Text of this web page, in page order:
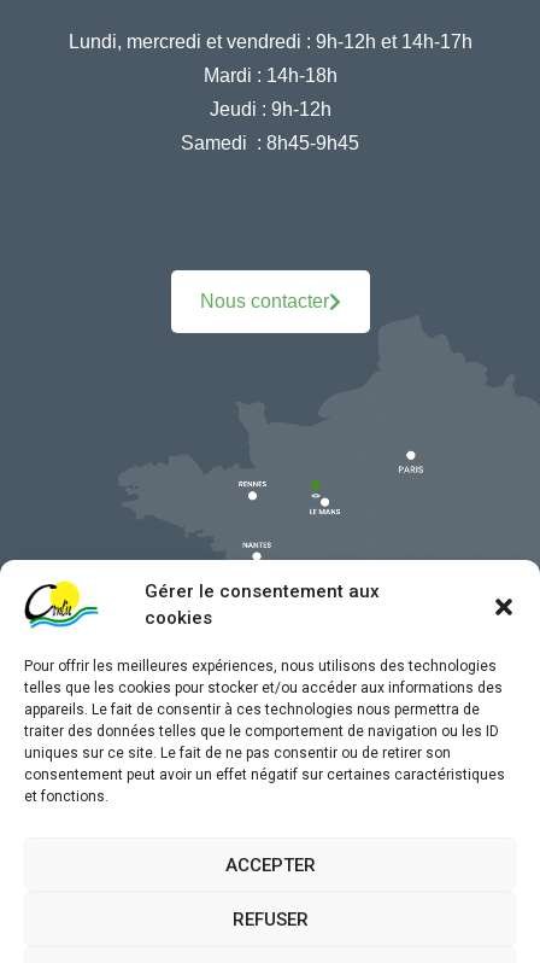
Gérer le consentement aux
cookies
Pour offrir les meilleures expériences, nous utilisons des technologies
telles que les cookies pour stocker et/ou accéder aux informations des
appareils. Le fait de consentir à ces technologies nous permettra de
traiter des données telles que le comportement de navigation ou les ID
uniques sur ce site. Le fait de ne pas consentir ou de retirer son
consentement peut avoir un effet négatif sur certaines caractéristiques
et fonctions.
ACCEPTER
REFUSER
Lundi, mercredi et vendredi : 9h-12h et 14h-17h
Mardi : 14h-18h
Jeudi : 9h-12h
Samedi : 8h45-9h45
Nous contacter
Mentions légales
Traitement de données personnelles